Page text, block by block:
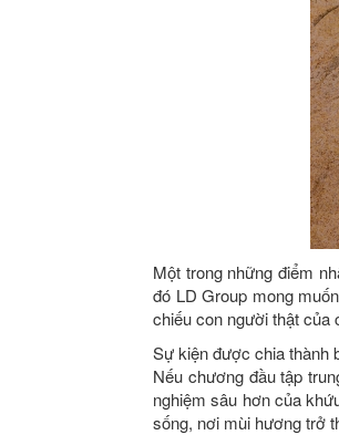
Một trong những điểm
đó LD Group mong
chiếu con người thật của
Sự kiện được chia thành
Nếu chương đầu tập
nghiệm sâu hơn của
sống, nơi mùi hương trở